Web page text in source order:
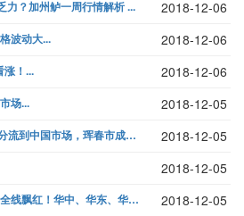
力？加州鲈一周行情解析 ... 2018-12-06
波动大... 2018-12-06
涨！... 2018-12-06
场... 2018-12-05
150万只帝王蟹通过这里分流到中国市场，珲春市成为我国海鲜产品重要集散... 2018-12-05
2018-12-05
大好消息！全国草鱼价格全线飘红！华中、华东、华北及东北多地均上涨... 2018-12-05